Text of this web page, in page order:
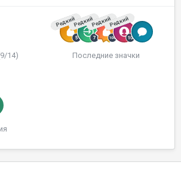
14)
РедкийРедкийРедкийРедкий
Последние значки